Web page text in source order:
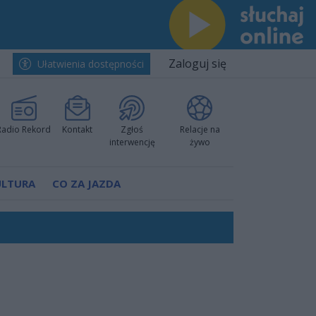
Ułatwienia dostępności Zaloguj się
Rekord Kontakt
Zgłoś
interwencję
Relacje na
żywo
CO ZA JAZDA